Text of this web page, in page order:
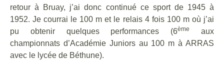
retour à Bruay, j’ai donc continué ce sport de 1945 à
1952. Je courrai le 100 m et le relais 4 fois 100 m où j’ai
pu obtenir quelques performances (6ème
aux
championnats d’Académie Juniors au 100 m à ARRAS
avec le lycée de Béthune).